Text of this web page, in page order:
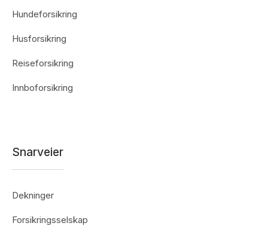
Hundeforsikring
Husforsikring
Reiseforsikring
Innboforsikring
Snarveier
Dekninger
Forsikringsselskap